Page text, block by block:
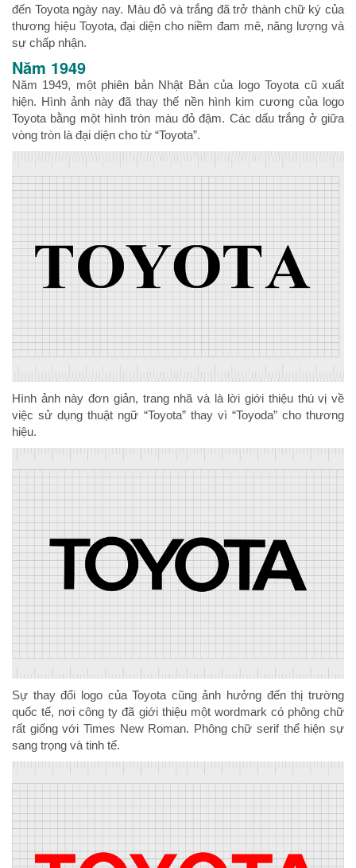
đến Toyota ngày nay. Màu đỏ và trắng đã trở thành chữ ký của
thương hiệu Toyota, đại diện cho niềm đam mê, năng lượng và
sự chấp nhận.
Năm 1949
Năm 1949, một phiên bản Nhật Bản của logo Toyota cũ xuất
hiện. Hình ảnh này đã thay thế nền hình kim cương của logo
Toyota bằng một hình tròn màu đỏ đậm. Các dấu trắng ở giữa
vòng tròn là đại diện cho từ “Toyota”.
Hình ảnh này đơn giản, trang nhã và là lời giới thiệu thú vị về
việc sử dụng thuật ngữ “Toyota” thay vì “Toyoda” cho thương
hiệu.
Sự thay đổi logo của Toyota cũng ảnh hưởng đến thị trường
quốc tế, nơi công ty đã giới thiệu một wordmark có phông chữ
rất giống với Times New Roman. Phông chữ serif thể hiện sự
sang trọng và tinh tế.